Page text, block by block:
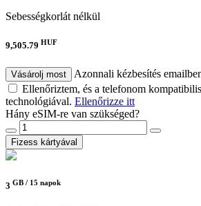
Sebességkorlát nélkül
9,505.79 HUF
Vásárolj most
Azonnali kézbesítés
Ellenőriztem, és a telefonom
technológiával. Ellenőrizze itt
Hány eSIM-re van szükséged?
Fizess kártyával
3 GB / 15 napok